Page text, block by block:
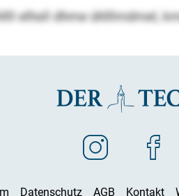
elhsll dhme ühlllmdmel,
Datenschutz AGB Kontakt